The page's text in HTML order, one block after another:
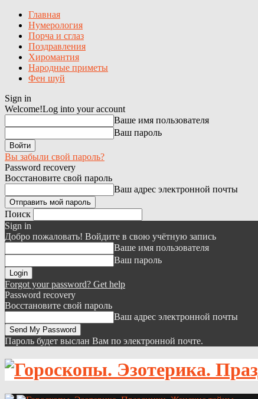
Главная
Нумерология
Порча и сглаз
Поздравления
Хиромантия
Народные приметы
Фен шуй
Sign in
Welcome!Log into your account
Ваше имя пользователя
Ваш пароль
Вы забыли свой пароль?
Password recovery
Восстановите свой пароль
Ваш адрес электронной почты
Поиск
Sign in
Добро пожаловать! Войдите в свою учётную запись
Ваше имя пользователя
Ваш пароль
Forgot your password? Get help
Password recovery
Восстановите свой пароль
Ваш адрес электронной почты
Пароль будет выслан Вам по электронной почте.